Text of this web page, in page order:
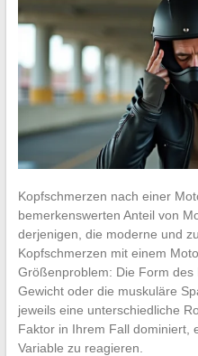
Kopfschmerzen nach einer
bemerkenswerten Anteil von
derjenigen, die moderne und
Kopfschmerzen mit einem
Größenproblem: Die Form des
Gewicht oder die muskuläre
jeweils eine unterschiedliche
Faktor in Ihrem Fall dominiert,
Variable zu reagieren.